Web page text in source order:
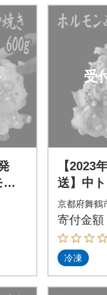
受
【2023
送】中
西京味
京都府舞鶴
寄付金額
冷凍